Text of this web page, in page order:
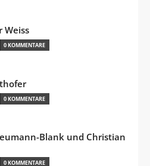
Weiss
0 KOMMENTARE
0 KOMMENTARE
Blank und Christian
0 KOMMENTARE